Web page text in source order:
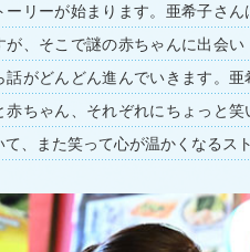
ーリーが始まります。亜希子さ
が、そこで謎の赤ちゃんに出会
話がどんどん進んでいきます。
赤ちゃん、それぞれにちょっと
て、また笑って心が温かくなるス